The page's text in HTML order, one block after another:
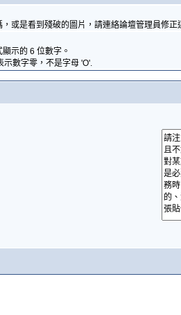
或是看到殘破的圖片，請連絡論壇管理員修正
示的 6 位數字。
示數字零，不是字母 'O'.